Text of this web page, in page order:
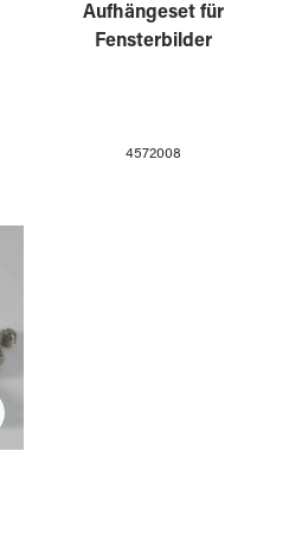
Aufhängeset für
Fensterbilder
4572008